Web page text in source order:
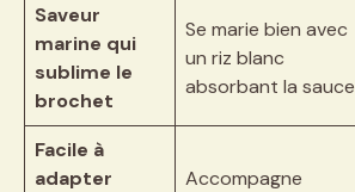
Saveur
marine qui
sublime le
brochet
Se marie bien avec
un riz blanc
absorbant la sauce
Facile à
adapter
Accompagne